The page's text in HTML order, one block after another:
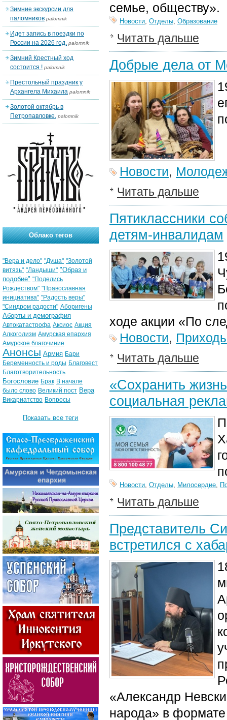
семье, обществу».
Новости, Отделы, Образование
Читать дальше
Добрые дела от
Новости,
Читать дальше
Пятиклассники
детям-инвалидам
ходе акции «По
Новости,
Читать дальше
«Сохранить
социальная
Новости, Отделы, Милосердие,
Читать дальше
Представитель
встретился с
«Александр
народа» в
Зимние экскурсии для
паломников palomnik
Идет запись в поездки по
России на 2026 год. palomnik
Зимний Крестный ход
состоится ! palomnik
Престольный праздник у
Архангела Михаила palomnik
Золотой октябрь в
Петропавловке. palomnik
Облако тегов
"Вера и дело" "Душа" "Золотой
витязь" "Ландыши" "Образ и
подобие" "Поделись
Рождеством" "Православная
инициатива" "Радость веры"
"Синдром радости" Аборигены
Аборты и демография
Автокатастрофа Аксиос Акция
Алкоголизм Амурская епархия
Амурское благочиние
Анонсы Армия Бари
Беременность и роды Благовест
Благотворительность
Богословие Брак В начале
было слово Великий пост Вера
Викариатство Вопросы
Показать все теги